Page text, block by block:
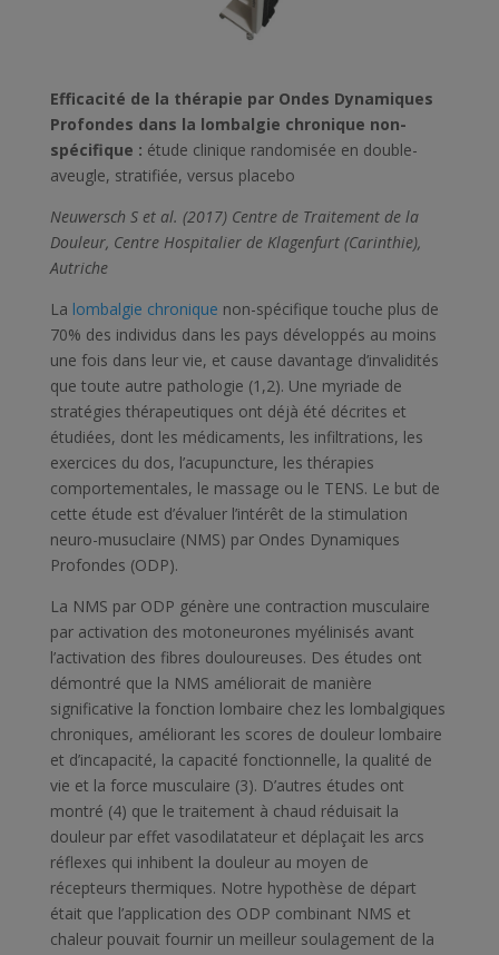
Efficacité de la thérapie par Ondes Dynamiques
Profondes dans la lombalgie chronique non-
spécifique : étude clinique randomisée en double-
aveugle, stratifiée, versus placebo
Neuwersch S et al. (2017) Centre de Traitement de la
Douleur, Centre Hospitalier de Klagenfurt (Carinthie),
Autriche
La lombalgie chronique non-spécifique touche plus de
70% des individus dans les pays développés au moins
une fois dans leur vie, et cause davantage d’invalidités
que toute autre pathologie (1,2). Une myriade de
stratégies thérapeutiques ont déjà été décrites et
étudiées, dont les médicaments, les infiltrations, les
exercices du dos, l’acupuncture, les thérapies
comportementales, le massage ou le TENS. Le but de
cette étude est d’évaluer l’intérêt de la stimulation
neuro-musuclaire (NMS) par Ondes Dynamiques
Profondes (ODP).
La NMS par ODP génère une contraction musculaire
par activation des motoneurones myélinisés avant
l’activation des fibres douloureuses. Des études ont
démontré que la NMS améliorait de manière
significative la fonction lombaire chez les lombalgiques
chroniques, améliorant les scores de douleur lombaire
et d’incapacité, la capacité fonctionnelle, la qualité de
vie et la force musculaire (3). D’autres études ont
montré (4) que le traitement à chaud réduisait la
douleur par effet vasodilatateur et déplaçait les arcs
réflexes qui inhibent la douleur au moyen de
récepteurs thermiques. Notre hypothèse de départ
était que l’application des ODP combinant NMS et
chaleur pouvait fournir un meilleur soulagement de la